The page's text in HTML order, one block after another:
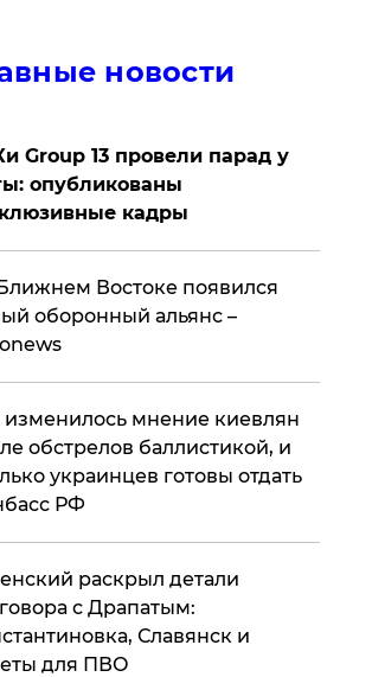
новости
Group 13 провели парад у
опубликованы
кадры
Востоке появился
оборонный альянс –
изменилось мнение киевлян
обстрелов баллистикой, и
украинцев готовы отдать
РФ
раскрыл детали
с Драпатым:
Славянск и
для ПВО